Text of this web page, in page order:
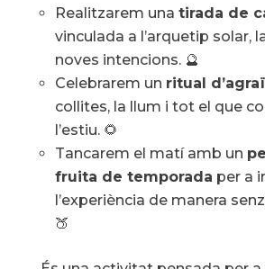
Realitzarem una tirada de
vinculada a l’arquetip solar,
noves intencions. 🔮
Celebrarem un ritual
collites, la llum i tot el que
l’estiu. 🌻
Tancarem el matí amb un
fruita de temporada per a
l’experiència de manera
🍑